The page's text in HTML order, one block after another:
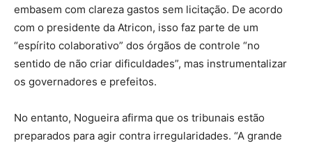
embasem com clareza gastos sem licitação. De acordo
com o presidente da Atricon, isso faz parte de um
“espírito colaborativo” dos órgãos de controle “no
sentido de não criar dificuldades”, mas instrumentalizar
os governadores e prefeitos.
No entanto, Nogueira afirma que os tribunais estão
preparados para agir contra irregularidades. “A grande